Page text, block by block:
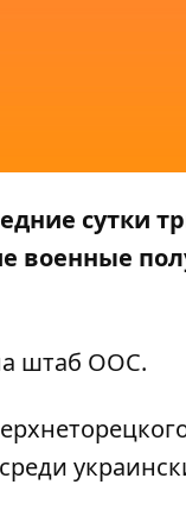
сутки
военные
штаб ООС.